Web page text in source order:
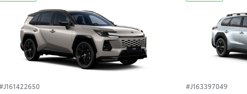
#J163397049